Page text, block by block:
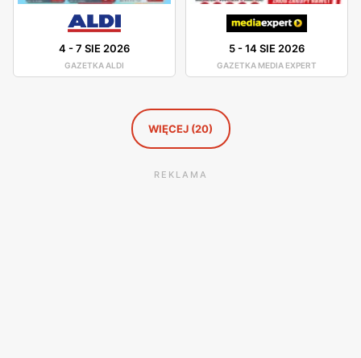
ciągłe udoskonalanie swojej oferty, aby sprostać
oczekiwaniom klientów poszukujących nowoczesnych i
niezawodnych rozwiązań technologicznych.
4 -7 SIE 2026
GAZETKA ALDI
5-14 SIE 2026
GAZETKA MEDIA EXPERT
WIĘCEJ (20)
REKLAMA